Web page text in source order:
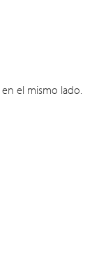
el mismo lado.